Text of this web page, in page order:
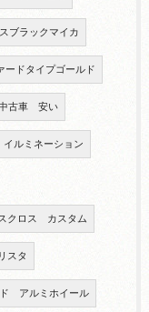
ブラックマイカ
ードタイプゴールド
古車 安い
ルミネーション
クロス カスタム
スタ
アルミホイール